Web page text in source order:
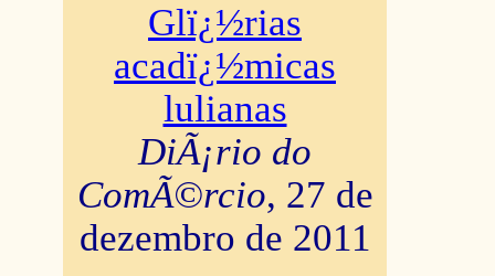
Glï¿½rias
acadï¿½micas
lulianas
DiÃ¡rio do
ComÃ©rcio, 27 de
dezembro de 2011